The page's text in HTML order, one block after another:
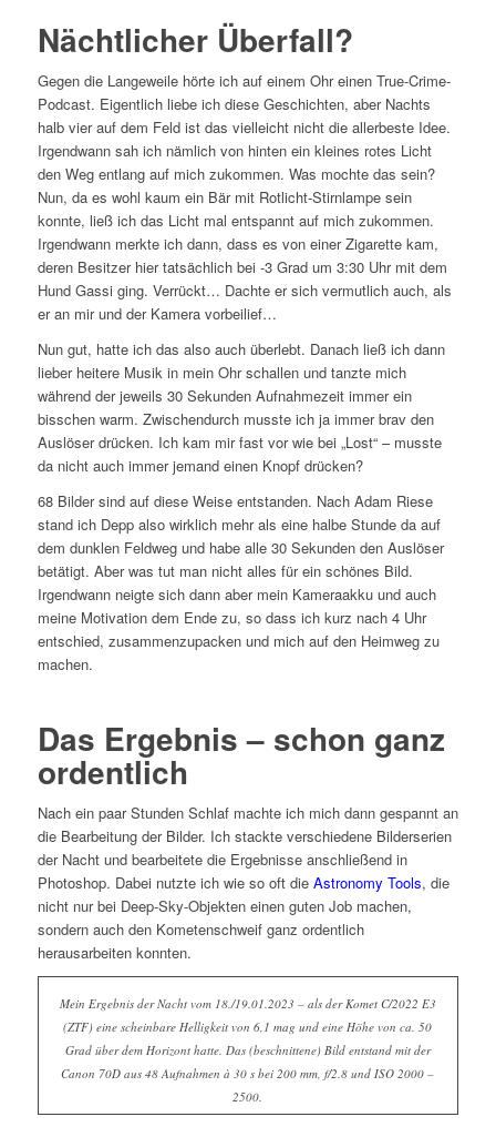
Nächtlicher Überfall?
Gegen die Langeweile hörte ich auf einem Ohr einen True-Crime-
Podcast. Eigentlich liebe ich diese Geschichten, aber Nachts
halb vier auf dem Feld ist das vielleicht nicht die allerbeste Idee.
Irgendwann sah ich nämlich von hinten ein kleines rotes Licht
den Weg entlang auf mich zukommen. Was mochte das sein?
Nun, da es wohl kaum ein Bär mit Rotlicht-Stirnlampe sein
konnte, ließ ich das Licht mal entspannt auf mich zukommen.
Irgendwann merkte ich dann, dass es von einer Zigarette kam,
deren Besitzer hier tatsächlich bei -3 Grad um 3:30 Uhr mit dem
Hund Gassi ging. Verrückt… Dachte er sich vermutlich auch, als
er an mir und der Kamera vorbeilief…
Nun gut, hatte ich das also auch überlebt. Danach ließ ich dann
lieber heitere Musik in mein Ohr schallen und tanzte mich
während der jeweils 30 Sekunden Aufnahmezeit immer ein
bisschen warm. Zwischendurch musste ich ja immer brav den
Auslöser drücken. Ich kam mir fast vor wie bei „Lost“ – musste
da nicht auch immer jemand einen Knopf drücken?
68 Bilder sind auf diese Weise entstanden. Nach Adam Riese
stand ich Depp also wirklich mehr als eine halbe Stunde da auf
dem dunklen Feldweg und habe alle 30 Sekunden den Auslöser
betätigt. Aber was tut man nicht alles für ein schönes Bild.
Irgendwann neigte sich dann aber mein Kameraakku und auch
meine Motivation dem Ende zu, so dass ich kurz nach 4 Uhr
entschied, zusammenzupacken und mich auf den Heimweg zu
machen.
Das Ergebnis – schon ganz
ordentlich
Nach ein paar Stunden Schlaf machte ich mich dann gespannt an
die Bearbeitung der Bilder. Ich stackte verschiedene Bilderserien
der Nacht und bearbeitete die Ergebnisse anschließend in
Photoshop. Dabei nutzte ich wie so oft die Astronomy Tools, die
nicht nur bei Deep-Sky-Objekten einen guten Job machen,
sondern auch den Kometenschweif ganz ordentlich
herausarbeiten konnten.
Mein Ergebnis der Nacht vom 18./19.01.2023 – als der Komet C/2022 E3
(ZTF) eine scheinbare Helligkeit von 6,1 mag und eine Höhe von ca. 50
Grad über dem Horizont hatte. Das (beschnittene) Bild entstand mit der
Canon 70D aus 48 Aufnahmen à 30 s bei 200 mm, f/2.8 und ISO 2000 –
2500.